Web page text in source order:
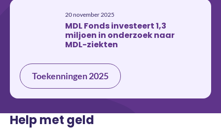
20 november 2025
MDL Fonds investeert 1,3
miljoen in onderzoek naar
MDL-ziekten
Toekenningen 2025
Help met geld